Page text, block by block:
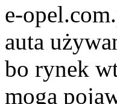
e-
auta
bo rynek
mogą